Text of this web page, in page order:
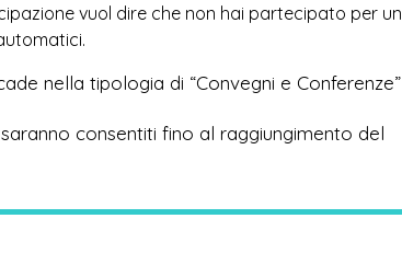
vuol dire che non hai partecipato per un
nella tipologia di “Convegni e Conferenze”
consentiti fino al raggiungimento del